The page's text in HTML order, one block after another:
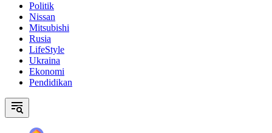
Politik
Nissan
Mitsubishi
Rusia
LifeStyle
Ukraina
Ekonomi
Pendidikan